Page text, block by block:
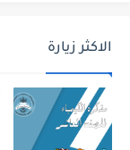
الاكثر زيارة